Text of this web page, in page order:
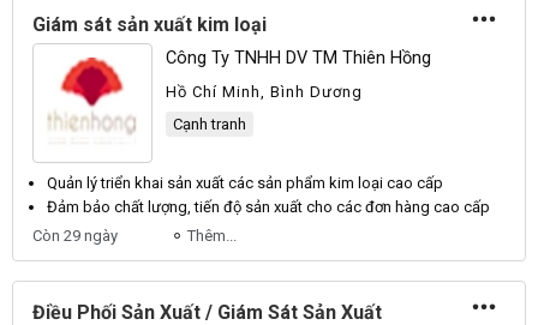
Giám sát sản xuất kim loại
Công Ty TNHH DV TM Thiên Hồng
Hồ Chí Minh, Bình Dương
Cạnh tranh
Quản lý triển khai sản xuất các sản phẩm kim loại cao cấp
Đảm bảo chất lượng, tiến độ sản xuất cho các đơn hàng cao cấp
Còn 29 ngày
Thêm...
Điều Phối Sản Xuất / Giám Sát Sản Xuất